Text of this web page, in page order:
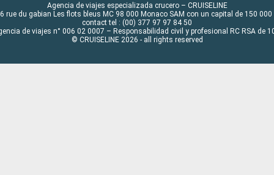
Agencia de viajes especializada crucero – CRUISELINE
rue du gabian Les flots bleus MC 98 000 Monaco SAM con un capital de 150 000
contact tel : (00) 377 97 97 84 50
de viajes n° 006 02 0007 – Responsabilidad civil y profesional RC RSA de
© CRUISELINE 2026 - all rights reserved